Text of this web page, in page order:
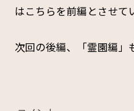
はこちらを前編とさせて
次回の後編、「霊園編」